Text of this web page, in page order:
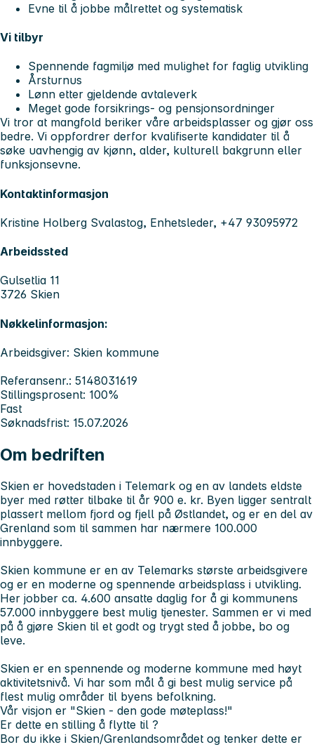
Evne til å jobbe målrettet og systematisk
Vi tilbyr
Spennende fagmiljø med mulighet for faglig utvikling
Årsturnus
Lønn etter gjeldende avtaleverk
Meget gode forsikrings- og pensjonsordninger
Vi tror at mangfold beriker våre arbeidsplasser og gjør oss
bedre. Vi oppfordrer derfor kvalifiserte kandidater til å
søke uavhengig av kjønn, alder, kulturell bakgrunn eller
funksjonsevne.
Kontaktinformasjon
Kristine Holberg Svalastog, Enhetsleder, +47 93095972
Arbeidssted
Gulsetlia 11
3726 Skien
Nøkkelinformasjon:
Arbeidsgiver: Skien kommune
Referansenr.: 5148031619
Stillingsprosent: 100%
Fast
Søknadsfrist: 15.07.2026
Om bedriften
Skien er hovedstaden i Telemark og en av landets eldste
byer med røtter tilbake til år 900 e. kr. Byen ligger sentralt
plassert mellom fjord og fjell på Østlandet, og er en del av
Grenland som til sammen har nærmere 100.000
innbyggere.
Skien kommune er en av Telemarks største arbeidsgivere
og er en moderne og spennende arbeidsplass i utvikling.
Her jobber ca. 4.600 ansatte daglig for å gi kommunens
57.000 innbyggere best mulig tjenester. Sammen er vi med
på å gjøre Skien til et godt og trygt sted å jobbe, bo og
leve.
Skien er en spennende og moderne kommune med høyt
aktivitetsnivå. Vi har som mål å gi best mulig service på
flest mulig områder til byens befolkning.
Vår visjon er "Skien - den gode møteplass!"
Er dette en stilling å flytte til ?
Bor du ikke i Skien/Grenlandsområdet og tenker dette er